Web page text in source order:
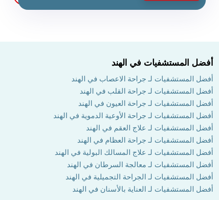
أفضل المستشفيات في الهند
أفضل المستشفيات لـ جراحة الاعصاب في الهند
أفضل المستشفيات لـ جراحة القلب في الهند
أفضل المستشفيات لـ جراحة العيون في الهند
أفضل المستشفيات لـ جراحة الأوعية الدموية في الهند
أفضل المستشفيات لـ علاج العقم في الهند
أفضل المستشفيات لـ جراحة العظام في الهند
أفضل المستشفيات لـ علاج المسالك البولية في الهند
أفضل المستشفيات لـ معالجة السرطان في الهند
أفضل المستشفيات لـ الجراحة التجميلية في الهند
أفضل المستشفيات لـ العناية بالأسنان في الهند